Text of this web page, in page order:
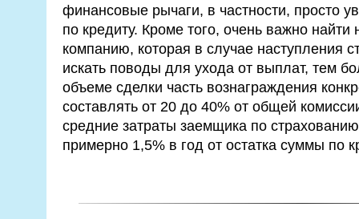
финансовые рычаги, в частности, просто
по кредиту. Кроме того, очень важно
компанию, которая в случае наступления
искать поводы для ухода от выплат, тем
объеме сделки часть вознаграждения
составлять от 20 до 40% от общей
средние затраты заемщика по
примерно 1,5% в год от остатка суммы по